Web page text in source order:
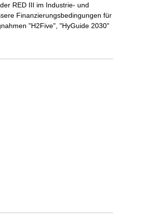
RED III im Industrie- und
Finanzierungsbedingungen für
"H2Five", "HyGuide 2030"